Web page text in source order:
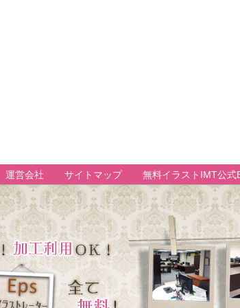
運営会社 サイトマップ 無料イラストIMT公式